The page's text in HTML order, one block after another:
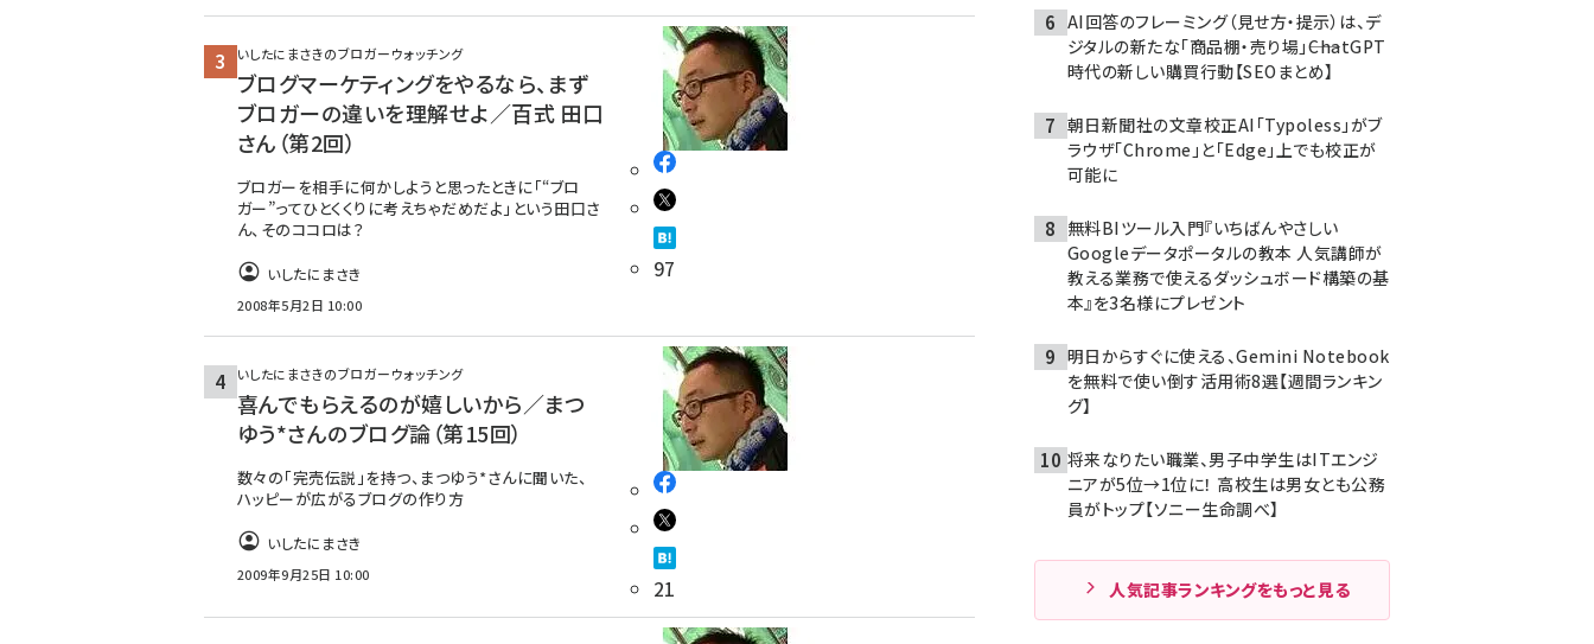
いしたにまさきのブロガーウォッチング
ブログマーケティングをやるなら、まず
ブロガーの違いを理解せよ／百式 田口
さん（第2回）
ブロガーを相手に何かしようと思ったときに「“ブロ
ガー”ってひとくくりに考えちゃだめだよ」という田口さ
ん、そのココロは？
いしたにまさき
2008年5月2日 10:00
97
いしたにまさきのブロガーウォッチング
喜んでもらえるのが嬉しいから／まつ
ゆう*さんのブログ論（第15回）
数々の「完売伝説」を持つ、まつゆう*さんに聞いた、
ハッピーが広がるブログの作り方
いしたにまさき
2009年9月25日 10:00 21
AI回答のフレーミング（見せ方・提示）は、デ
ジタルの新たな「商品棚・売り場」――ChatGPT
時代の新しい購買行動【SEOまとめ】
朝日新聞社の文章校正AI「Typoless」がブ
ラウザ「Chrome」と「Edge」上でも校正が
可能に
無料BIツール入門『いちばんやさしい
Googleデータポータルの教本 人気講師が
教える業務で使えるダッシュボード構築の基
本』を3名様にプレゼント
明日からすぐに使える、Gemini Notebook
を無料で使い倒す活用術8選【週間ランキン
グ】
将来なりたい職業、男子中学生はITエンジ
ニアが5位→1位に！ 高校生は男女とも公務
員がトップ【ソニー生命調べ】
人気記事ランキングをもっと見る